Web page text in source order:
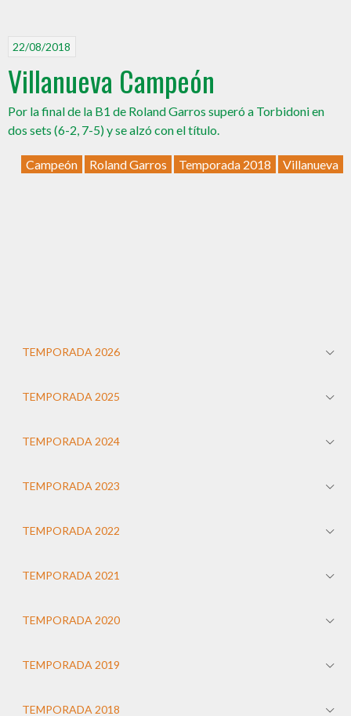
22/08/2018
Villanueva Campeón
Por la final de la B1 de Roland Garros superó a Torbidoni en
dos sets (6-2, 7-5) y se alzó con el título.
Campeón Roland Garros Temporada 2018 Villanueva
TEMPORADA 2026
TEMPORADA 2025
TEMPORADA 2024
TEMPORADA 2023
TEMPORADA 2022
TEMPORADA 2021
TEMPORADA 2020
TEMPORADA 2019
TEMPORADA 2018